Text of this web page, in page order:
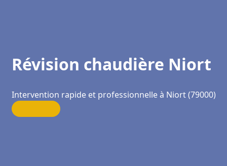
Révision chaudière Niort
Intervention rapide et professionnelle à Niort (79000)